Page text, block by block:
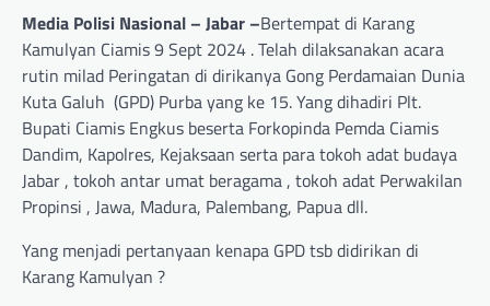
Media Polisi Nasional – Jabar –Bertempat di Karang
Kamulyan Ciamis 9 Sept 2024 . Telah dilaksanakan acara
rutin milad Peringatan di dirikanya Gong Perdamaian Dunia
Kuta Galuh (GPD) Purba yang ke 15. Yang dihadiri Plt.
Bupati Ciamis Engkus beserta Forkopinda Pemda Ciamis
Dandim, Kapolres, Kejaksaan serta para tokoh adat budaya
Jabar , tokoh antar umat beragama , tokoh adat Perwakilan
Propinsi , Jawa, Madura, Palembang, Papua dll.
Yang menjadi pertanyaan kenapa GPD tsb didirikan di
Karang Kamulyan ?